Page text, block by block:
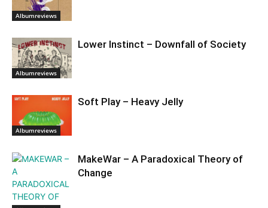
Albumreviews
Albumreviews
Lower Instinct – Downfall of Society
Albumreviews
Soft Play – Heavy Jelly
MakeWar – A Paradoxical Theory of
Change